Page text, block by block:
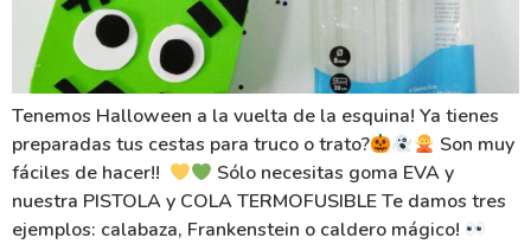
Tenemos Halloween a la vuelta de la esquina! Ya tienes
preparadas tus cestas para truco o trato?
Son muy
fáciles de hacer!!
Sólo necesitas goma EVA y
nuestra PISTOLA y COLA TERMOFUSIBLE Te damos tres
ejemplos: calabaza, Frankenstein o caldero mágico!